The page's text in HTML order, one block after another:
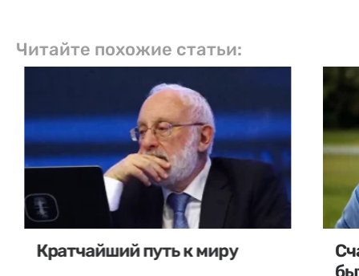
Читайте похожие статьи:
Кратчайший путь к миру